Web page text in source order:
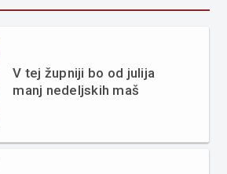
V tej župniji bo od julija
manj nedeljskih maš